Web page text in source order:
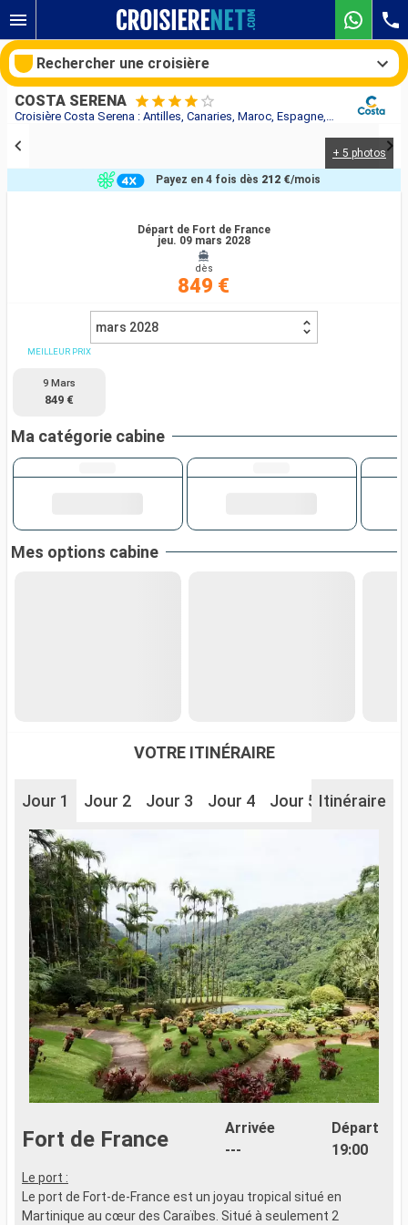
Croisière Costa Serena : Antilles, Canaries, Maroc, Espagne, France au départ de Fort de France
COSTA SERENA
+ 5 photos
Départ de Fort de France
jeu. 09 mars 2028
dès
849 €
Payez en 4 fois dès 212 €/mois
mars 2028
MEILLEUR PRIX
9 Mars
849 €
Ma catégorie cabine
Mes options cabine
VOTRE ITINÉRAIRE
Jour 1 Jour 2 Jour 3 Jour 4 Jour 5 Jour 6
Itinéraire
Fort de France
Arrivée
---
Départ
19:00
Le port :
Le port de Fort-de-France est un joyau tropical situé en
Martinique au cœur des Caraïbes. Situé à seulement 2
Rechercher une croisière
Compagnies
Rechercher